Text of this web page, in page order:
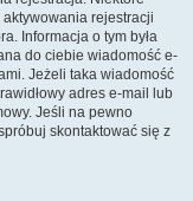
rejestracji
Informacja o tym była
do ciebie wiadomość e-
Jeżeli taka wiadomość
adres e-mail lub
Jeśli na pewno
skontaktować się z